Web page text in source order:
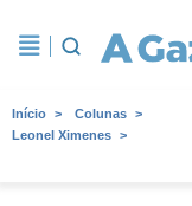
Início
Colunas
Leonel Ximenes